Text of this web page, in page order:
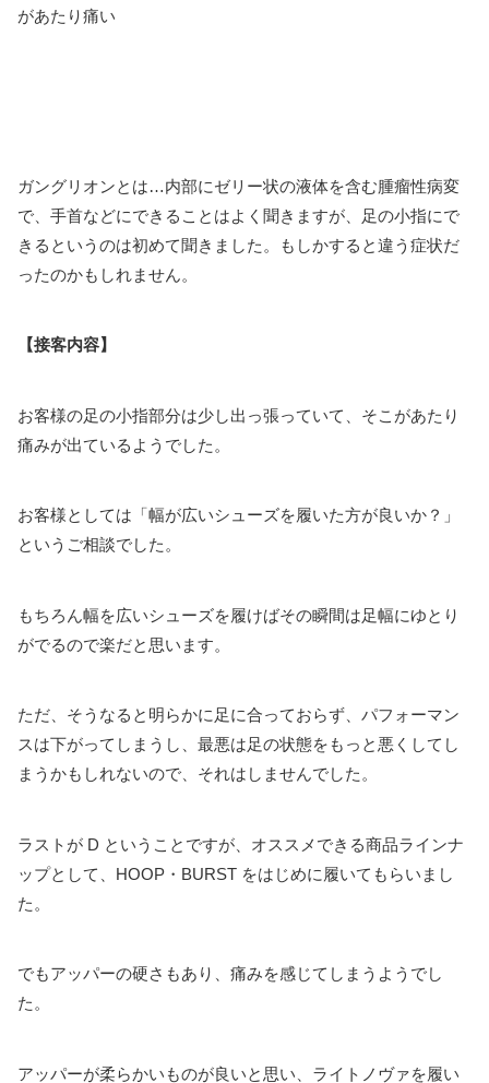
があたり痛い
ガングリオンとは…内部にゼリー状の液体を含む腫瘤性病変
で、手首などにできることはよく聞きますが、足の小指にで
きるというのは初めて聞きました。もしかすると違う症状だ
ったのかもしれません。
【接客内容】
お客様の足の小指部分は少し出っ張っていて、そこがあたり
痛みが出ているようでした。
お客様としては「幅が広いシューズを履いた方が良いか？」
というご相談でした。
もちろん幅を広いシューズを履けばその瞬間は足幅にゆとり
がでるので楽だと思います。
ただ、そうなると明らかに足に合っておらず、パフォーマン
スは下がってしまうし、最悪は足の状態をもっと悪くしてし
まうかもしれないので、それはしませんでした。
ラストが D ということですが、オススメできる商品ラインナ
ップとして、HOOP・BURST をはじめに履いてもらいまし
た。
でもアッパーの硬さもあり、痛みを感じてしまうようでし
た。
アッパーが柔らかいものが良いと思い、ライトノヴァを履い